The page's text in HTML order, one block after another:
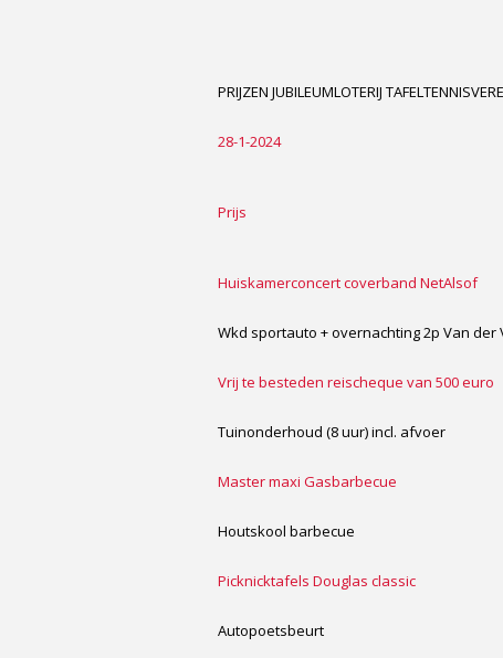
PRIJZEN JUBILEUMLOTERIJ
28-1-2024
Prijs
Huiskamerconcert coverband NetAlsof
Wkd sportauto + overnachting 2p Van der
Vrij te besteden reischeque van 500 euro
Tuinonderhoud (8 uur) incl. afvoer
Master maxi Gasbarbecue
Houtskool barbecue
Picknicktafels Douglas classic
Autopoetsbeurt